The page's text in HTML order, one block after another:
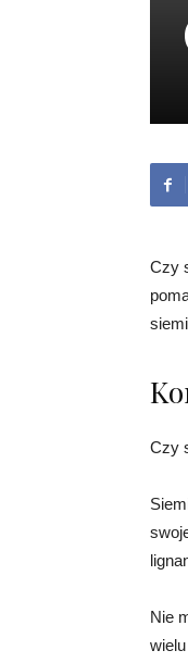
Czy
Czy
Nie